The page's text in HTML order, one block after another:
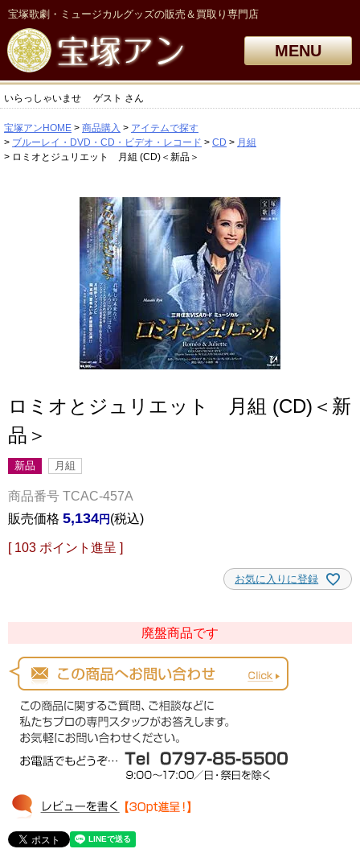
宝塚歌劇・ミュージカルグッズの販売＆買取り専門店
MENU
いらっしゃいませ ゲスト さん
宝塚アンHOME 商品購入
アイテムで探す
ブルーレイ・DVD・CD・ビデオ・レコード
CD
月組
ロミオとジュリエット 月組 (CD)＜新品＞
ロミオとジュリエット 月組 (CD)＜新
品＞
新品 月組
商品番号 TCAC-457A
販売価格 5,134 税込
[ 103 ポイント進呈 ]
お気に入りに登録
廃盤商品です